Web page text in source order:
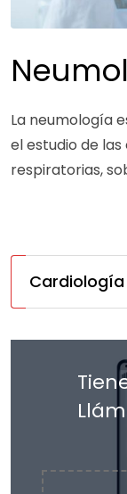
La neumología
el estudio de
respiratorias,
Cardiología